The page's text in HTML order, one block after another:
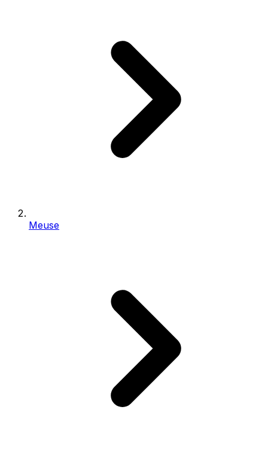
Meuse